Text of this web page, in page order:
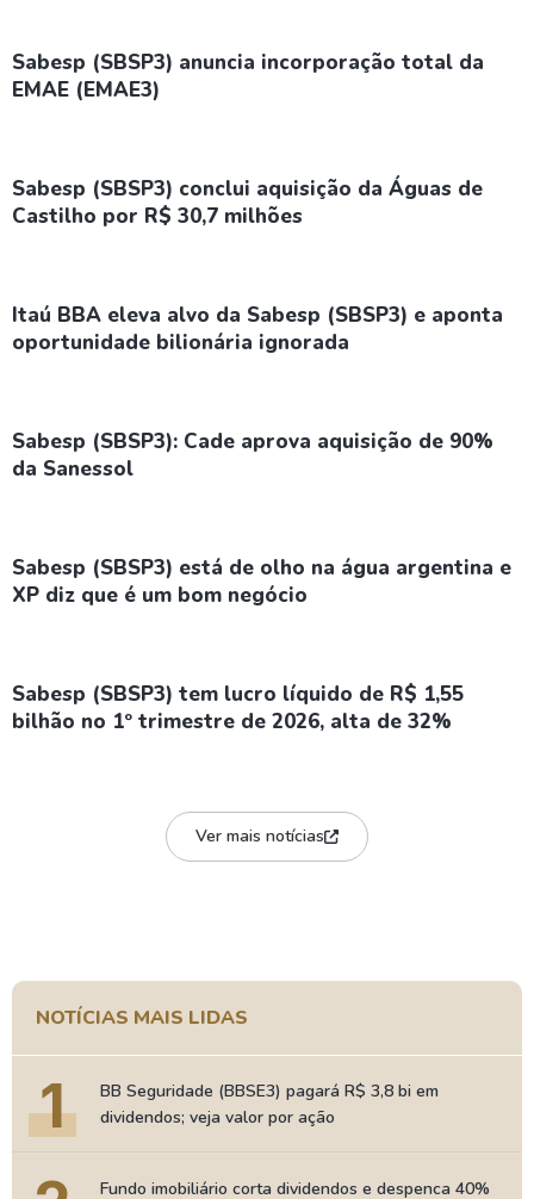
Sabesp (SBSP3) anuncia incorporação total da
EMAE (EMAE3)
Sabesp (SBSP3) conclui aquisição da Águas de
Castilho por R$ 30,7 milhões
Itaú BBA eleva alvo da Sabesp (SBSP3) e aponta
oportunidade bilionária ignorada
Sabesp (SBSP3): Cade aprova aquisição de 90%
da Sanessol
Sabesp (SBSP3) está de olho na água argentina e
XP diz que é um bom negócio
Sabesp (SBSP3) tem lucro líquido de R$ 1,55
bilhão no 1º trimestre de 2026, alta de 32%
Ver mais notícias
NOTÍCIAS MAIS LIDAS
1
BB Seguridade (BBSE3) pagará R$ 3,8 bi em
dividendos; veja valor por ação
Fundo imobiliário corta dividendos e despenca 40%